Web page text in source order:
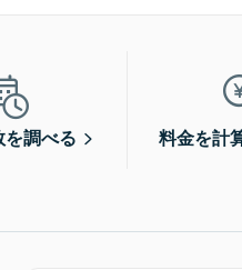
調べる 料金を計